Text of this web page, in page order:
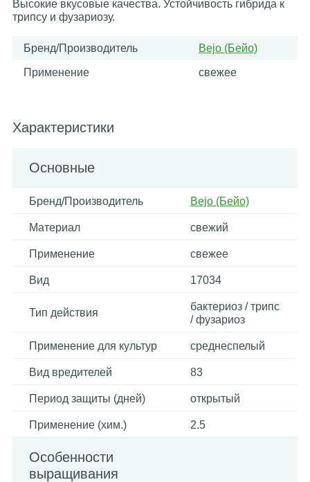
Высокие вкусовые качества. Устойчивость гибрида к
трипсу и фузариозу.
Бренд/Производитель Bejo (Бейо)
Применение свежее
Характеристики
Основные
Бренд/Производитель Bejo (Бейо)
Материал свежий
Применение свежее
Вид 17034
Тип действия
бактериоз / трипс
/ фузариоз
Применение для культур среднеспелый
Вид вредителей 83
Период защиты (дней) открытый
Применение (хим.) 2.5
Особенности
выращивания